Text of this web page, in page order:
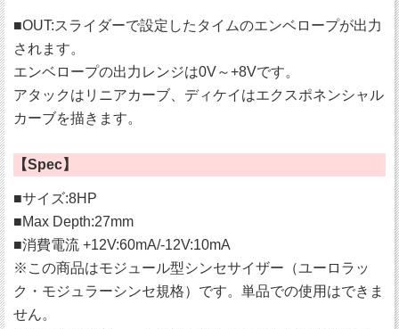
■OUT:スライダーで設定したタイムのエンベロープが出力
されます。
エンベロープの出力レンジは0V～+8Vです。
アタックはリニアカーブ、ディケイはエクスポネンシャル
カーブを描きます。
【Spec】
■サイズ:8HP
■Max Depth:27mm
■消費電流 +12V:60mA/-12V:10mA
※この商品はモジュール型シンセサイザー（ユーロラッ
ク・モジュラーシンセ規格）です。単品での使用はできま
せん。